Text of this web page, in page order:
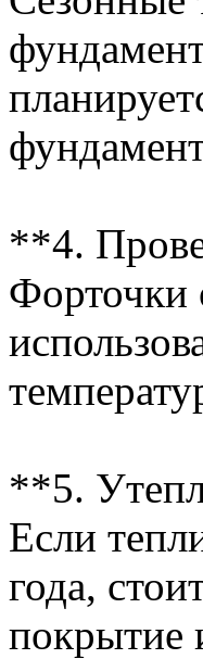
**4.
Форточки
**5.
Если
года,
покрытие